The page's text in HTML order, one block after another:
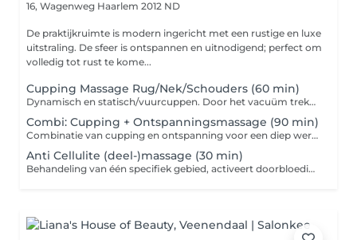
16, Wagenweg Haarlem 2012 ND
De praktijkruimte is modern ingericht met een rustige en luxe
uitstraling. De sfeer is ontspannen en uitnodigend; perfect om
volledig tot rust te kome...
Cupping Massage Rug/Nek/Schouders (60 min)
Dynamisch en statisch/vuurcuppen. Door het vacuüm trekken van cups op de huid neemt de doorbloeding sterk toe en worden verklevingen in het bindweefsel losgewerkt. Opgehoopte afvalstoffen en vocht worden afgevoerd, en opgeslagen stress en trauma kunnen worden losgelaten. Alles kan weer stromen in het lichaam. Hierdoor ontstaat er meer rust, ruimte, en kan er zelfs een transformatie plaatsvinden!
Combi: Cupping + Ontspanningsmassage (90 min)
Combinatie van cupping en ontspanning voor een diep werkende release van spanningen. Dynamisch en statisch/vuurcuppen. Door het vacuüm trekken van cups op de huid neemt de doorbloeding sterk toe en worden verklevingen in het bindweefsel losgewerkt. Opgehoopte afvalstoffen en vocht worden afgevoerd, en opgeslagen stress en trauma kunnen worden losgelaten. Alles kan weer stromen in het lichaam. Hierdoor ontstaat er meer rust, ruimte, en kan er zelfs een transformatie plaatsvinden!
Anti Cellulite (deel-)massage (30 min)
Behandeling van één specifiek gebied, activeert doorbloeding en versoepelt het weefsel. Door de toepassing van Cupping met speciale cups en anti cellulite-olie wordt het weefsel weer goed doorbloed. Samengeklonterde en verstopte vetcellen worden losgemaakt waardoor de huidtextuur zichtbaar kan verbeteren.